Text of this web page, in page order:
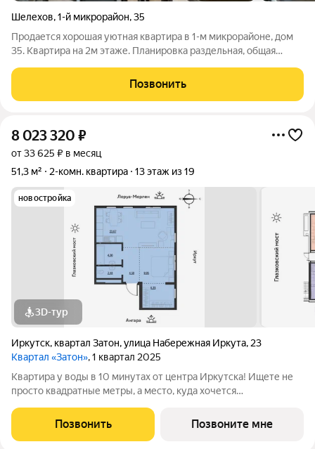
Шелехов,1-й микрорайон,35
Продается хорошая уютная квартира в 1-м микрорайоне, дом
35. Квартира на 2м этаже. Планировка раздельная, общая
заменена сантехника, сделан косметический ремонт. Кухня
остается, остальная
Позвонить
8 023 320 ₽
от 33 625 ₽ в месяц
51,3 м²
2-комн. квартира 13 этаж из 19
новостройка
3D-тур
Иркутск, квартал Затон,улица Набережная Иркута, 23
Квартал «Затон», 1 квартал 2025
Квартира у воды в 10 минутах от центра Иркутска! Ищете не
просто квадратные метры, а место, куда хочется
уникальный жилой комплекс на первой береговой линии,
расположенный на живописном полуострове в
Позвонить Позвоните мне